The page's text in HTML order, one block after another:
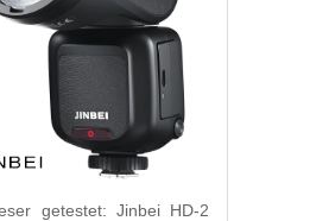
getestet: Jinbei HD-2